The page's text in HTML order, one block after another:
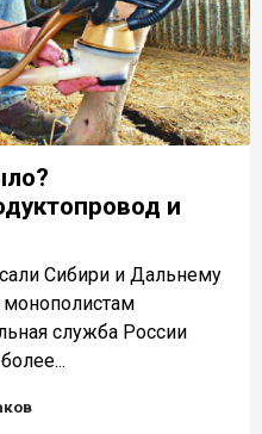
и
Сибири и Дальнему
монополистам
служба России